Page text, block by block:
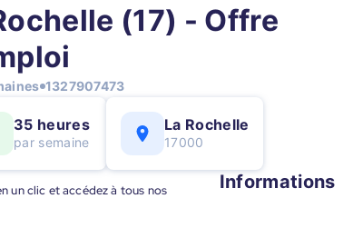
(17) - Offre
1327907473
35 heures
par semaine
La Rochelle
17000
un clic et accédez à tous nos
Informations